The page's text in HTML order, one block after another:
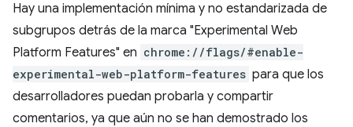
Hay una implementación mínima y no estandarizada de
subgrupos detrás de la marca "Experimental Web
Platform Features" en chrome://flags/#enable-
experimental-web-platform-features para que los
desarrolladores puedan probarla y compartir
comentarios, ya que aún no se han demostrado los